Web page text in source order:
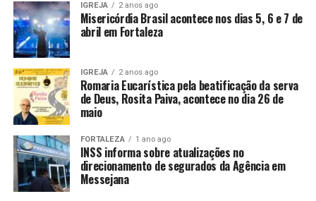
IGREJA 2 anos ago
Misericórdia Brasil acontece nos dias 5, 6 e 7 de
abril em Fortaleza
IGREJA 2 anos ago
Romaria Eucarística pela beatificação da serva
de Deus, Rosita Paiva, acontece no dia 26 de
maio
FORTALEZA 1 ano ago
INSS informa sobre atualizações no
direcionamento de segurados da Agência em
Messejana